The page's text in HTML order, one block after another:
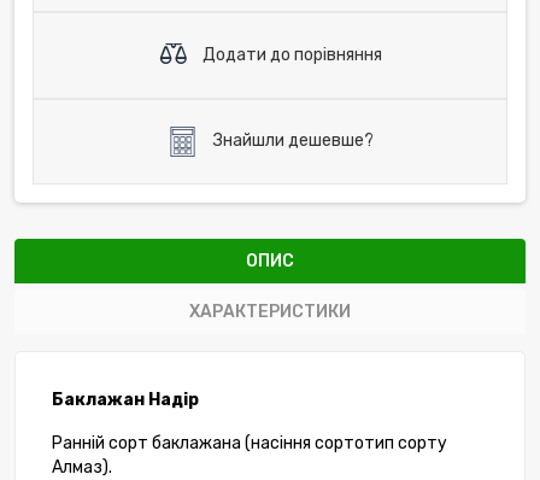
Додати до порівняння
Знайшли дешевше?
ОПИС
ХАРАКТЕРИСТИКИ
Баклажан Надір
Ранній сорт баклажана (насіння сортотип сорту
Алмаз).